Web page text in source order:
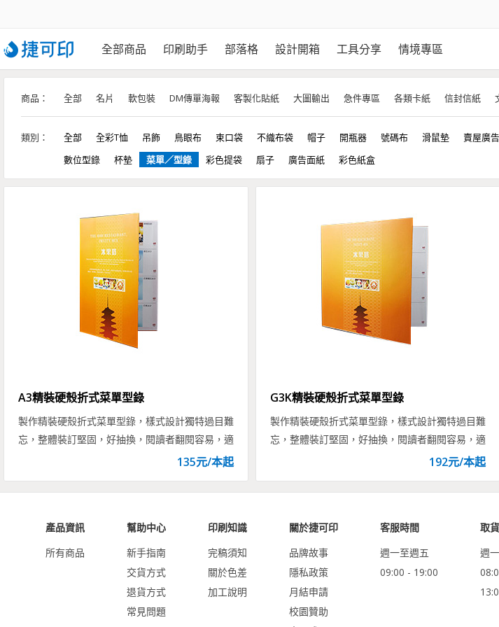
全部商品 印刷助手 部落格 設計開箱 工具分享 情境專區
商品： 全部 名片 軟包裝 DM傳單海報 客製化貼紙 大圖輸出 急件專區 各類卡紙 信封信紙
類別： 全部 全彩T恤 吊飾 鳥眼布 束口袋 不織布袋 帽子 開瓶器 號碼布 滑鼠墊 賣屋廣
數位型錄
杯墊 菜單／型錄 彩色提袋 扇子 廣告面紙 彩色紙盒
A3精裝硬殼折式菜單型錄
製作精裝硬殼折式菜單型錄，樣式設計獨特過目難
忘，整體裝訂堅固，好抽換，閱讀者翻閱容易，適
用於商品型錄、餐廳menu等精裝菜單與型錄印刷
135元/本起
G3K精裝硬殼折式菜單型錄
製作精裝硬殼折式菜單型錄，樣式設計獨特過目難
忘，整體裝訂堅固，好抽換，閱讀者翻閱容易，適
用於商品型錄、餐廳menu等精裝菜單與型錄印刷
192元/本起
產品資訊
所有商品
幫助中心
新手指南
交貨方式
退貨方式
常見問題
印刷知識
完稿須知
關於色差
加工說明
關於捷可印
品牌故事
隱私政策
月結申請
校園贊助
客服時間
週一至週五
09:00 - 19:00
取
週